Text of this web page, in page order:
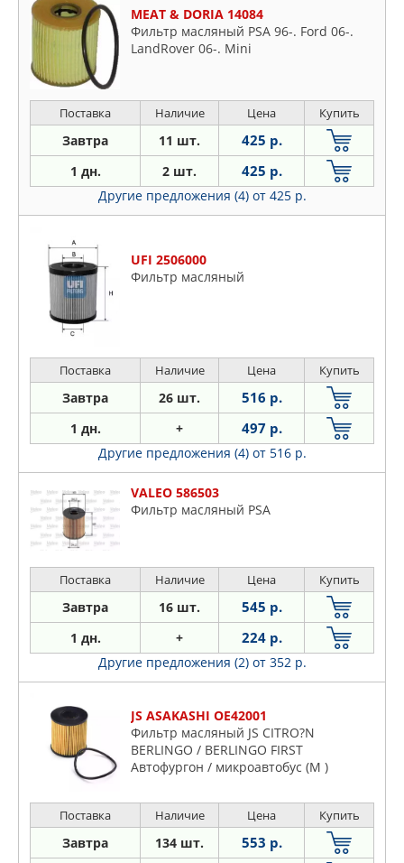
MEAT & DORIA 14084
Фильтр масляный PSA 96-. Ford 06-.
LandRover 06-. Mini
Поставка Наличие Цена Купить
Завтра 11 шт. 425 р.
1 дн. 2 шт. 425 р.
Другие предложения (4) от 425 р.
UFI 2506000
Фильтр масляный
Поставка Наличие Цена Купить
Завтра 26 шт. 516 р.
1 дн. + 497 р.
Другие предложения (4) от 516 р.
VALEO 586503
Фильтр масляный PSA
Поставка Наличие Цена Купить
Завтра 16 шт. 545 р.
1 дн. + 224 р.
Другие предложения (2) от 352 р.
JS ASAKASHI OE42001
Фильтр масляный JS CITRO?N
BERLINGO / BERLINGO FIRST
Автофургон / микроавтобус (M )
Поставка Наличие Цена Купить
Завтра 134 шт. 553 р.